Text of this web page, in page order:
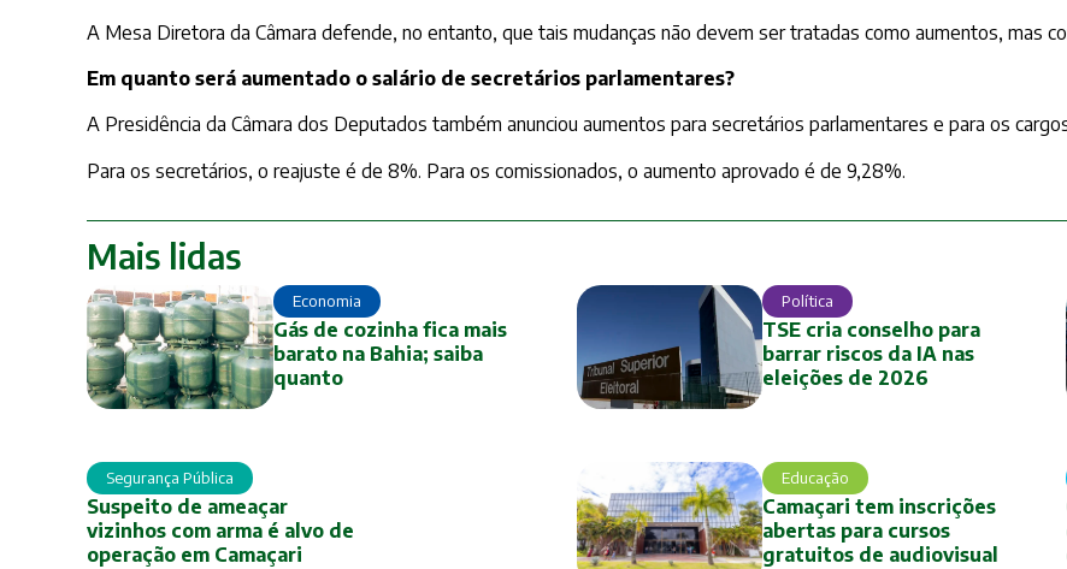
A Mesa Diretora da Câmara defende, no entanto, que tais mudanças não devem ser tratadas como aumentos, mas
Em quanto será aumentado o salário de secretários parlamentares?
A Presidência da Câmara dos Deputados também anunciou aumentos para secretários parlamentares e para os
Para os secretários, o reajuste é de 8%. Para os comissionados, o aumento aprovado é de 9,28%.
Mais lidas
Economia
Gás de cozinha fica mais
barato na Bahia; saiba
quanto
Política
TSE cria conselho para
barrar riscos da IA nas
eleições de 2026
Segurança Pública
Suspeito de ameaçar
vizinhos com arma é alvo de
operação em Camaçari
Educação
Camaçari tem inscrições
abertas para cursos
gratuitos de audiovisual